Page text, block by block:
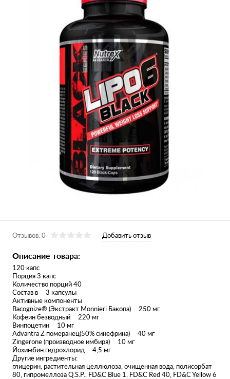
Отзывов: 0 Добавить отзыв
Описание товара:
120 капс
Порция 3 капс
Количество порций 40
Состав в 3 капсулы
Активные компоненты
Bacognize® (Экстракт Monnieri Бакопа) 250 мг
Кофеин безводный 220 мг
Винпоцетин 10 мг
Advantra Z померанец(50% синефрина) 40 мг
Zingerone (производное имбиря) 10 мг
Йохимбин гидрохлорид 4,5 мг
Другие ингредиенты:
глицерин, растительная целлюлоза, очищенная вода, полисорбат
80, гипромеллоза Q.S.P., FD&C Blue 1, FD&C Red 40, FD&C Yellow 6